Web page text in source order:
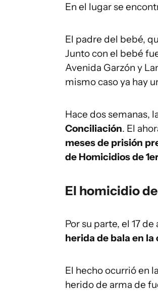
En el lugar se
El padre del bebé,
Junto con el bebé
Avenida Garzón y
mismo caso ya hay
Hace dos semanas,
Conciliación. El
meses de prisión
de Homicidios de
El homicidio
Por su parte, el 17
herida de bala en la
El hecho ocurrió en
herido de arma de